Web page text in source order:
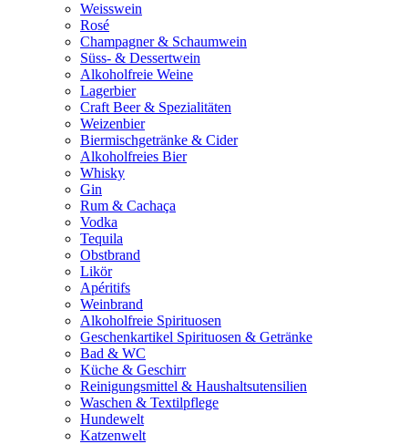
Weisswein
Rosé
Champagner & Schaumwein
Süss- & Dessertwein
Alkoholfreie Weine
Lagerbier
Craft Beer & Spezialitäten
Weizenbier
Biermischgetränke & Cider
Alkoholfreies Bier
Whisky
Gin
Rum & Cachaça
Vodka
Tequila
Obstbrand
Likör
Apéritifs
Weinbrand
Alkoholfreie Spirituosen
Geschenkartikel Spirituosen & Getränke
Bad & WC
Küche & Geschirr
Reinigungsmittel & Haushaltsutensilien
Waschen & Textilpflege
Hundewelt
Katzenwelt